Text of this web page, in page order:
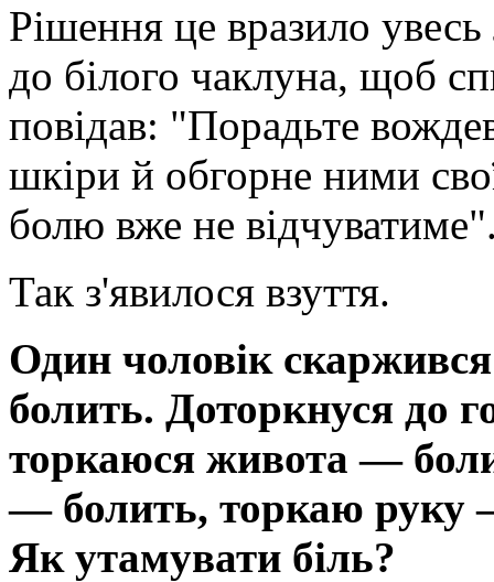
Рішення це вразило
до білого чаклуна, щоб
повідав: "Порадьте
шкіри й обгорне ними
болю вже не
Так з'явилося взуття.
Один чоловік
болить. Доторкнуся до
торкаюся живота —
— болить, торкаю руку
Як утамувати біль?